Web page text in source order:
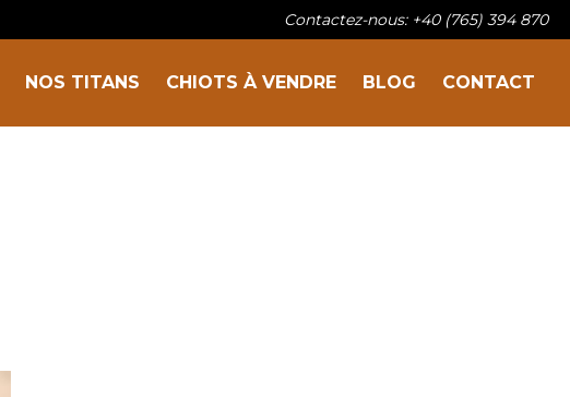
Sur la famille
Contactez-nous: +40 (765) 394 870
NOS TITANS CHIOTS À VENDRE BLOG CONTACT